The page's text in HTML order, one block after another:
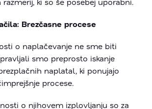
ki so še posebej uporabni.
Brezčasne procese
o naplačevanje ne sme biti
smo preprosto iskanje
naplatal, ki ponujajo
procese.
o njihovem izplovljanju so za